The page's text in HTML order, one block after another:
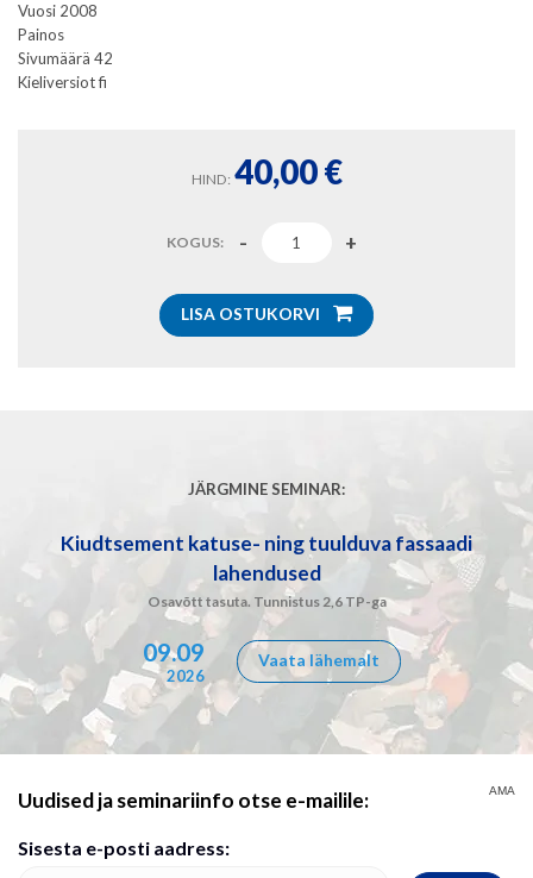
Vuosi 2008
Painos
Sivumäärä 42
Kieliversiot fi
HIND: 40,00€
KOGUS:
LISA OSTUKORVI
JÄRGMINE SEMINAR:
Kiudtsement katuse- ning tuulduva fassaadi
lahendused
Osavõtt tasuta. Tunnistus 2,6 TP-ga
09.09
2026
Vaata lähemalt
Uudised ja seminariinfo otse e-mailile:
Sisesta e-posti aadress:
AMA